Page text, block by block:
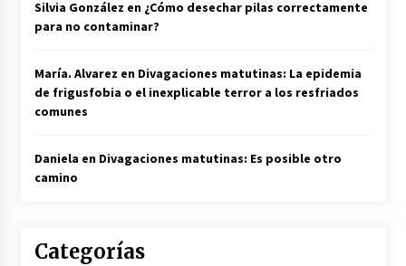
Silvia González en ¿Cómo desechar pilas correctamente
para no contaminar?
María. Alvarez en Divagaciones matutinas: La epidemia
de frigusfobia o el inexplicable terror a los resfriados
comunes
Daniela en Divagaciones matutinas: Es posible otro
camino
Categorías